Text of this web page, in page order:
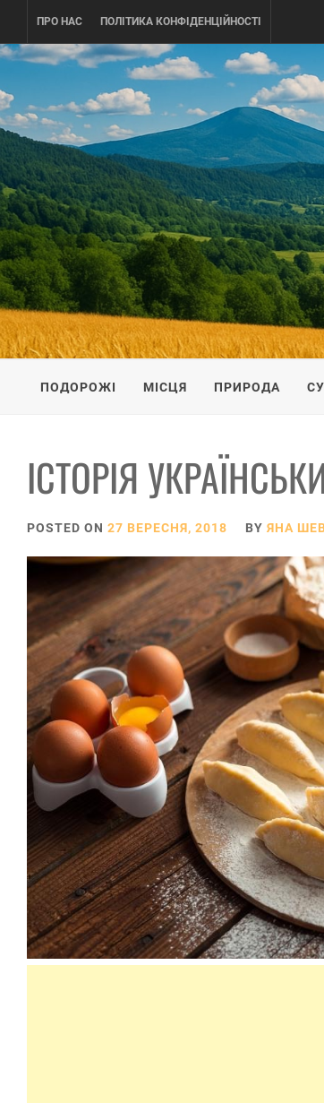
content
ПРО НАС ПОЛІТИКА КОНФІДЕНЦІЙНОСТІ
ПОДОРОЖI ПО УКРАЇНІ
ПОДОРОЖІ МІСЦЯ ПРИРОДА
ІСТОРІЯ
POSTED ON 27 ВЕРЕСНЯ, 2018 BY ЯНА